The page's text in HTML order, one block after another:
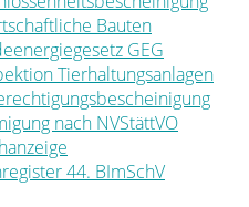
Bauten
GEG
Tierhaltungsanlagen
nach NVStättVO
44. BImSchV